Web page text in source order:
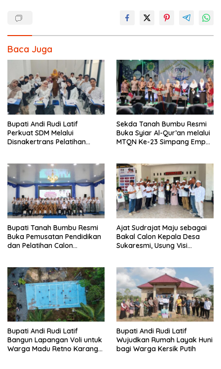
Baca Juga
Bupati Andi Rudi Latif
Perkuat SDM Melalui
Disnakertrans Pelatihan
Sekda Tanah Bumbu Resmi
Buka Syiar Al-Qur’an melalui
MTQN Ke-23 Simpang Empat
Bupati Tanah Bumbu Resmi
Buka Pemusatan Pendidikan
dan Pelatihan Calon
Ajat Sudrajat Maju sebagai
Bakal Calon Kepala Desa
Sukaresmi, Usung Visi
Bupati Andi Rudi Latif
Bangun Lapangan Voli untuk
Warga Madu Retno Karang
Bupati Andi Rudi Latif
Wujudkan Rumah Layak Huni
bagi Warga Kersik Putih